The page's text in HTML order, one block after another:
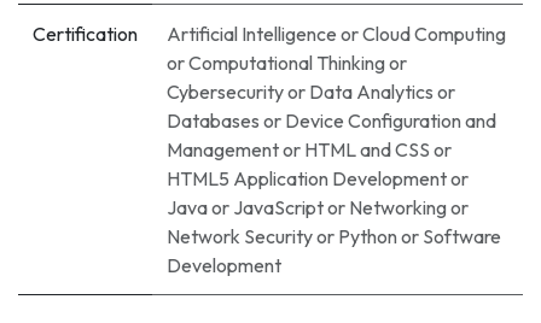
Certification Artificial Intelligence orCloud Computing
orComputational Thinkingor
Cybersecurityor Data Analytics or
Databases or Device Configuration and
Managementor HTML and CSS or
HTML5 Application Developmentor
Javaor JavaScriptor Networkingor
Network Securityor Pythonor Software
Development